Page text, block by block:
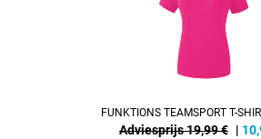
FUNKTIONS TEAMSPORT T-
Adviesprijs 19,99 € |